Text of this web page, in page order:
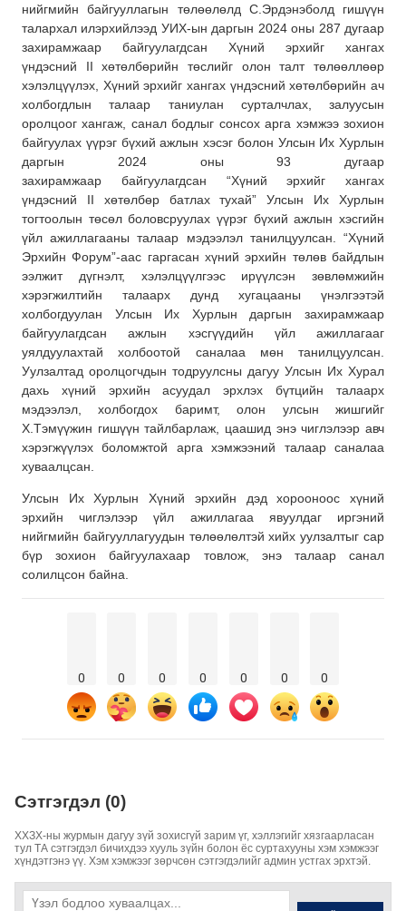
нийгмийн байгууллагын төлөөлөлд С.Эрдэнэболд гишүүн
талархал илэрхийлээд УИХ-ын даргын 2024 оны 287 дугаар
захирамжаар байгуулагдсан Хүний эрхийг хангах
үндэсний II хөтөлбөрийн төслийг олон талт төлөөллөөр
хэлэлцүүлэх, Хүний эрхийг хангах үндэсний хөтөлбөрийн ач
холбогдлын талаар таниулан сурталчлах, залуусын
оролцоог хангаж, санал бодлыг сонсох арга хэмжээ зохион
байгуулах үүрэг бүхий ажлын хэсэг болон Улсын Их Хурлын
даргын 2024 оны 93 дугаар
захирамжаар байгуулагдсан “Хүний эрхийг хангах
үндэсний II хөтөлбөр батлах тухай” Улсын Их Хурлын
тогтоолын төсөл боловсруулах үүрэг бүхий ажлын хэсгийн
үйл ажиллагааны талаар мэдээлэл танилцуулсан. “Хүний
Эрхийн Форум”-аас гаргасан хүний эрхийн төлөв байдлын
ээлжит дүгнэлт, хэлэлцүүлгээс ирүүлсэн зөвлөмжийн
хэрэгжилтийн талаарх дунд хугацааны үнэлгээтэй
холбогдуулан Улсын Их Хурлын даргын захирамжаар
байгуулагдсан ажлын хэсгүүдийн үйл ажиллагааг
уялдуулахтай холбоотой саналаа мөн танилцуулсан.
Уулзалтад оролцогчдын тодруулсны дагуу Улсын Их Хурал
дахь хүний эрхийн асуудал эрхлэх бүтцийн талаарх
мэдээлэл, холбогдох баримт, олон улсын жишгийг
Х.Тэмүүжин гишүүн тайлбарлаж, цаашид энэ чиглэлээр авч
хэрэгжүүлэх боломжтой арга хэмжээний талаар саналаа
хуваалцсан.
Улсын Их Хурлын Хүний эрхийн дэд хорооноос хүний
эрхийн чиглэлээр үйл ажиллагаа явуулдаг иргэний
нийгмийн байгууллагуудын төлөөлөлтэй хийх уулзалтыг сар
бүр зохион байгуулахаар товлож, энэ талаар санал
солилцсон байна.
0 0 0 0 0 0 0
Сэтгэгдэл (0)
ХХЗХ-ны журмын дагуу зүй зохисгүй зарим үг, хэллэгийг хязгаарласан
тул ТА сэтгэгдэл бичихдээ хууль зүйн болон ёс суртахууны хэм хэмжээг
хүндэтгэнэ үү. Хэм хэмжээг зөрчсөн сэтгэгдэлийг админ устгах эрхтэй.